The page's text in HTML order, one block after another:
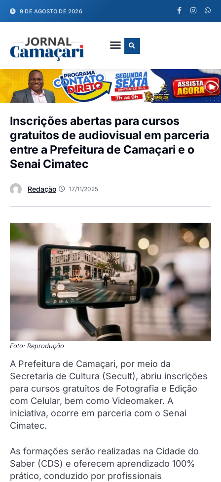
9 DE AGOSTO DE 2026
Inscrições abertas para cursos
gratuitos de audiovisual em parceria
entre a Prefeitura de Camaçari e o
Senai Cimatec
Redação 17/11/2025
Foto: Reprodução
A Prefeitura de Camaçari, por meio da
Secretaria de Cultura (Secult), abriu inscrições
para cursos gratuitos de Fotografia e Edição
com Celular, bem como Videomaker. A
iniciativa, ocorre em parceria com o Senai
Cimatec.
As formações serão realizadas na Cidade do
Saber (CDS) e oferecem aprendizado 100%
prático, conduzido por profissionais